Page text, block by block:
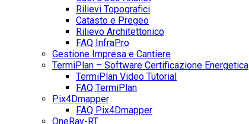
Rilievi Topografici
Catasto e Pregeo
Rilievo Architettonico
FAQ InfraPro
Gestione Impresa e Cantiere
TermiPlan – Software Certificazione Energetica
TermiPlan Video Tutorial
FAQ TermiPlan
Pix4Dmapper
FAQ Pix4Dmapper
OneRay-RT